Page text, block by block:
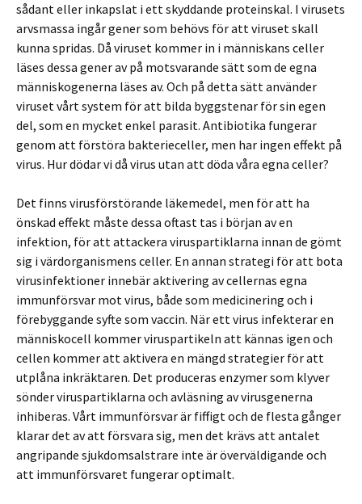
sådant eller inkapslat i ett skyddande proteinskal. I virusets
arvsmassa ingår gener som behövs för att viruset skall
kunna spridas. Då viruset kommer in i människans celler
läses dessa gener av på motsvarande sätt som de egna
människogenerna läses av. Och på detta sätt använder
viruset vårt system för att bilda byggstenar för sin egen
del, som en mycket enkel parasit. Antibiotika fungerar
genom att förstöra bakterieceller, men har ingen effekt på
virus. Hur dödar vi då virus utan att döda våra egna celler?
Det finns virusförstörande läkemedel, men för att ha
önskad effekt måste dessa oftast tas i början av en
infektion, för att attackera viruspartiklarna innan de gömt
sig i värdorganismens celler. En annan strategi för att bota
virusinfektioner innebär aktivering av cellernas egna
immunförsvar mot virus, både som medicinering och i
förebyggande syfte som vaccin. När ett virus infekterar en
människocell kommer viruspartikeln att kännas igen och
cellen kommer att aktivera en mängd strategier för att
utplåna inkräktaren. Det produceras enzymer som klyver
sönder viruspartiklarna och avläsning av virusgenerna
inhiberas. Vårt immunförsvar är fiffigt och de flesta gånger
klarar det av att försvara sig, men det krävs att antalet
angripande sjukdomsalstrare inte är överväldigande och
att immunförsvaret fungerar optimalt.